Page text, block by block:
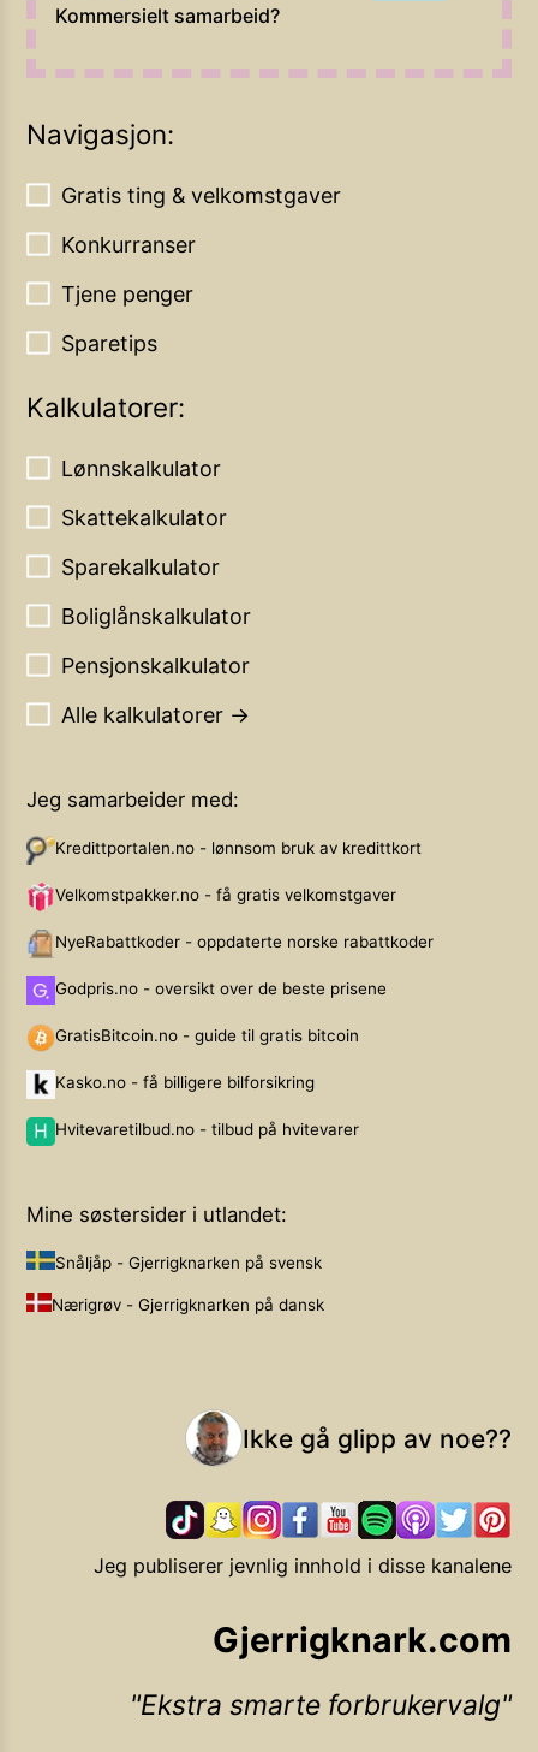
Kommersielt samarbeid?
Navigasjon:
Gratis ting & velkomstgaver
Konkurranser
Tjene penger
Sparetips
Kalkulatorer:
Lønnskalkulator
Skattekalkulator
Sparekalkulator
Boliglånskalkulator
Pensjonskalkulator
Alle kalkulatorer →
Jeg samarbeider med:
Kredittportalen.no - lønnsom bruk av kredittkort
Velkomstpakker.no - få gratis velkomstgaver
NyeRabattkoder - oppdaterte norske rabattkoder
Godpris.no - oversikt over de beste prisene
GratisBitcoin.no - guide til gratis bitcoin
Kasko.no - få billigere bilforsikring
Hvitevaretilbud.no - tilbud på hvitevarer
Mine søstersider i utlandet:
Snåljåp - Gjerrigknarken på svensk
Nærigrøv - Gjerrigknarken på dansk
Ikke gå glipp av noe??
Jeg publiserer jevnlig innhold i disse kanalene
Gjerrigknark.com
Ekstra smarte forbrukervalg